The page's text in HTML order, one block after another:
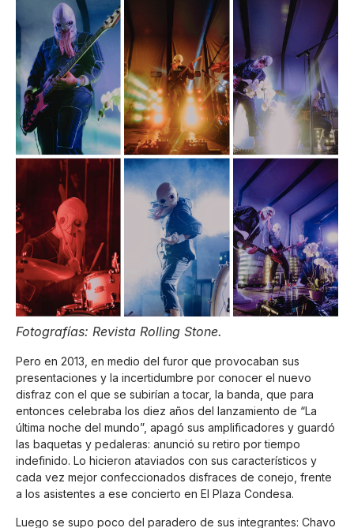
Fotografías: Revista Rolling Stone.
Pero en 2013, en medio del furor que provocaban sus
presentaciones y la incertidumbre por conocer el nuevo
disfraz con el que se subirían a tocar, la banda, que para
entonces celebraba los diez años del lanzamiento de “La
última noche del mundo”, apagó sus amplificadores y guardó
las baquetas y pedaleras: anunció su retiro por tiempo
indefinido. Lo hicieron ataviados con sus característicos y
cada vez mejor confeccionados disfraces de conejo, frente
a los asistentes a ese concierto en El Plaza Condesa.
Luego se supo poco del paradero de sus integrantes: Chavo